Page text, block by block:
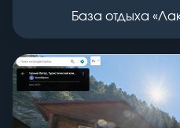
База отдыха